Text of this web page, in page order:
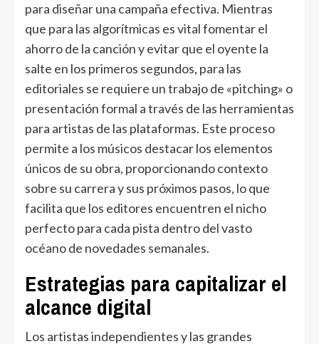
para diseñar una campaña efectiva. Mientras
que para las algorítmicas es vital fomentar el
ahorro de la canción y evitar que el oyente la
salte en los primeros segundos, para las
editoriales se requiere un trabajo de «pitching» o
presentación formal a través de las herramientas
para artistas de las plataformas. Este proceso
permite a los músicos destacar los elementos
únicos de su obra, proporcionando contexto
sobre su carrera y sus próximos pasos, lo que
facilita que los editores encuentren el nicho
perfecto para cada pista dentro del vasto
océano de novedades semanales.
Estrategias para capitalizar el
alcance digital
Los artistas independientes y las grandes